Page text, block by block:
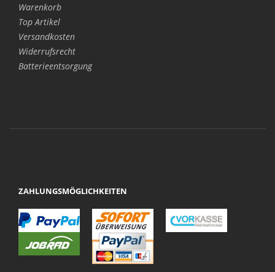
Warenkorb
Top Artikel
Versandkosten
Widerrufsrecht
Batterieentsorgung
ZAHLUNGSMÖGLICHKEITEN